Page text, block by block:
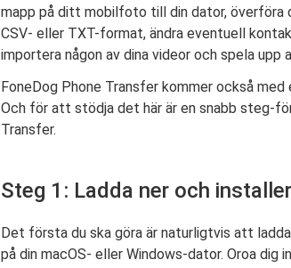
mapp på ditt mobilfoto till din dator, överföra
CSV- eller TXT-format, ändra eventuell
importera någon av dina videor och spela upp
FoneDog Phone Transfer kommer också
Och för att stödja det här är en snabb steg-
Transfer.
Steg 1: Ladda ner och
Det första du ska göra är naturligtvis att
på din macOS- eller Windows-dator. Oroa